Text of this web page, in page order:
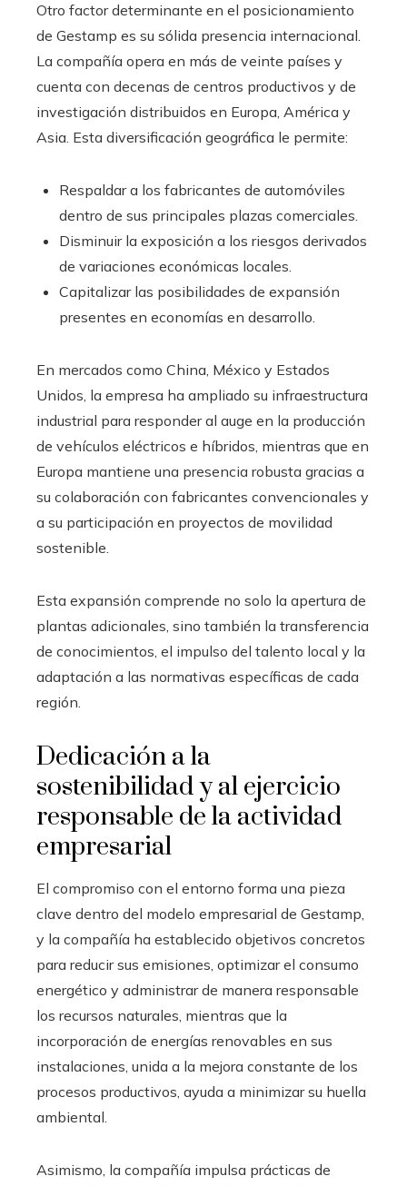
Otro factor determinante en el posicionamiento
de Gestamp es su sólida presencia internacional.
La compañía opera en más de veinte países y
cuenta con decenas de centros productivos y de
investigación distribuidos en Europa, América y
Asia. Esta diversificación geográfica le permite:
Respaldar a los fabricantes de automóviles
dentro de sus principales plazas comerciales.
Disminuir la exposición a los riesgos derivados
de variaciones económicas locales.
Capitalizar las posibilidades de expansión
presentes en economías en desarrollo.
En mercados como China, México y Estados
Unidos, la empresa ha ampliado su infraestructura
industrial para responder al auge en la producción
de vehículos eléctricos e híbridos, mientras que en
Europa mantiene una presencia robusta gracias a
su colaboración con fabricantes convencionales y
a su participación en proyectos de movilidad
sostenible.
Esta expansión comprende no solo la apertura de
plantas adicionales, sino también la transferencia
de conocimientos, el impulso del talento local y la
adaptación a las normativas específicas de cada
región.
Dedicación a la
sostenibilidad y al ejercicio
responsable de la actividad
empresarial
El compromiso con el entorno forma una pieza
clave dentro del modelo empresarial de Gestamp,
y la compañía ha establecido objetivos concretos
para reducir sus emisiones, optimizar el consumo
energético y administrar de manera responsable
los recursos naturales, mientras que la
incorporación de energías renovables en sus
instalaciones, unida a la mejora constante de los
procesos productivos, ayuda a minimizar su huella
ambiental.
Asimismo, la compañía impulsa prácticas de